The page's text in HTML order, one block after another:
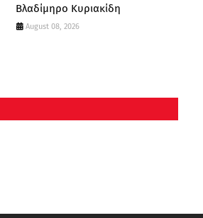
Βλαδίμηρο Κυριακίδη
August 08, 2026